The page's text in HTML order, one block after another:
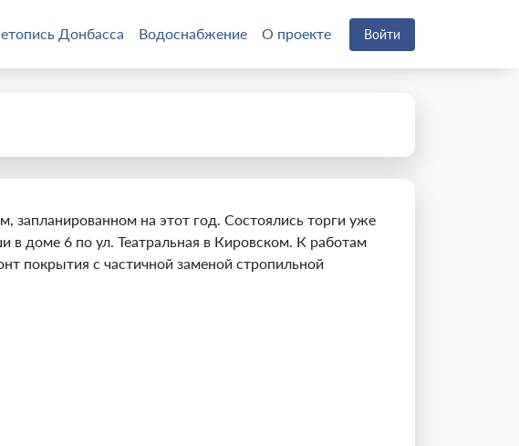
Донбасса Водоснабжение О проекте Войти
запланированном на этот год. Состоялись торги уже
в доме 6 по ул. Театральная в Кировском. К работам
покрытия с частичной заменой стропильной